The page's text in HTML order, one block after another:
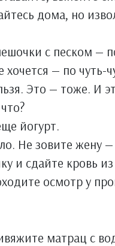
дома, но
с песком —
— по чуть-
Это — тоже. И
йогурт.
Не зовите жену —
и сдайте кровь
осмотр у
матрац с